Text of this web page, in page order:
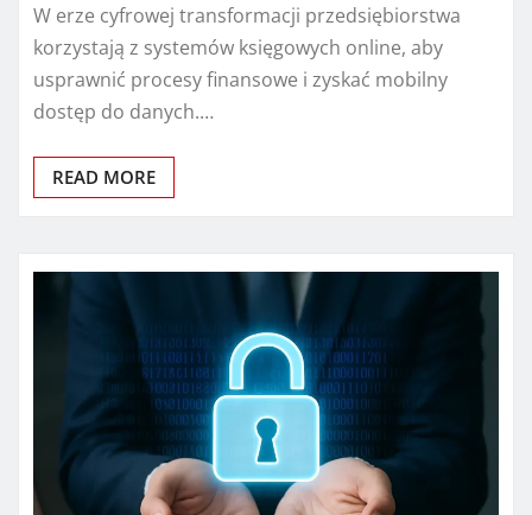
W erze cyfrowej transformacji przedsiębiorstwa
korzystają z systemów księgowych online, aby
usprawnić procesy finansowe i zyskać mobilny
dostęp do danych.…
READ MORE